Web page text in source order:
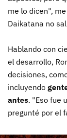
me lo dicen",
Daikatana no
Hablando con
el desarrollo,
decisiones,
incluyendo
antes. "Eso fue
pregunté por el